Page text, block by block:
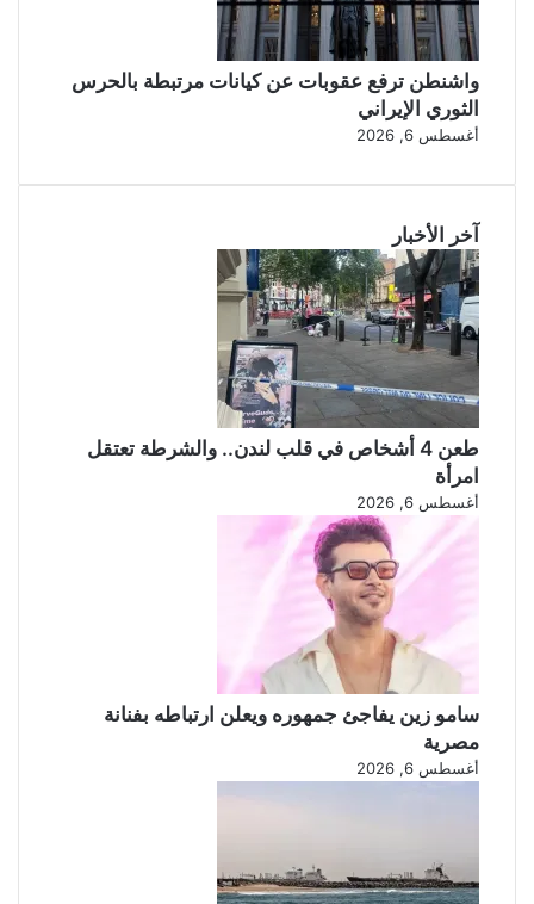
واشنطن ترفع عقوبات عن كيانات مرتبطة بالحرس
الثوري الإيراني
أغسطس 6, 2026
آخر الأخبار
طعن 4 أشخاص في قلب لندن.. والشرطة تعتقل
امرأة
أغسطس 6, 2026
سامو زين يفاجئ جمهوره ويعلن ارتباطه بفنانة
مصرية
أغسطس 6, 2026